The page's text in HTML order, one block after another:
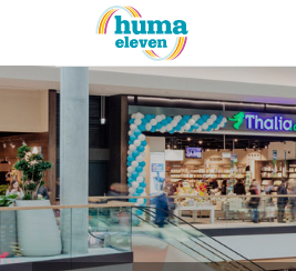
PRESSEAUSSENDUNGEN
MEDIAGALERIE
Fotos
Personen